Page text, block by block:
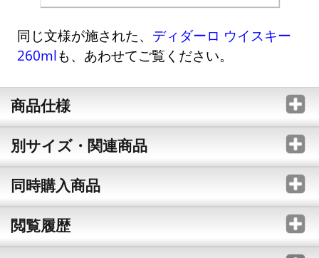
同じ文様が施された、 ディダーロ ウイスキー
260mlも、あわせてご覧ください。
商品仕様
別サイズ・関連商品
同時購入商品
閲覧履歴